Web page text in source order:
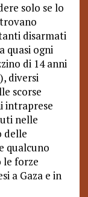
solo se lo
disarmati
quasi ogni
di 14 anni
diversi
scorse
intraprese
nelle
delle
qualcuno
le forze
a Gaza e in